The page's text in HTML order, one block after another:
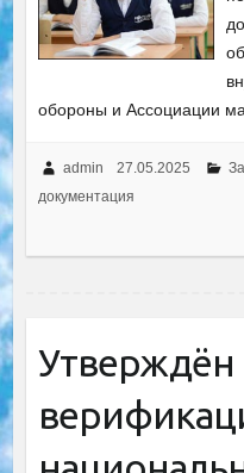
обороны и Ассоциации
admin 27.05.2025
документация
Утверждён